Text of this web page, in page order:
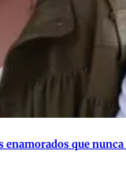
enamorados que nunca